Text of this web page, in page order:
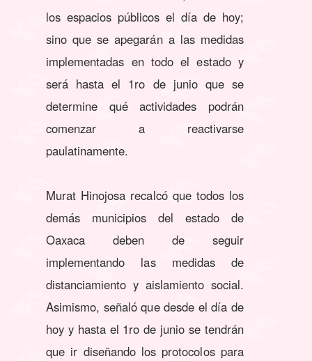
los espacios públicos el día de hoy;
sino que se apegarán a las medidas
implementadas en todo el estado y
será hasta el 1ro de junio que se
determine qué actividades podrán
comenzar a reactivarse
paulatinamente.
Murat Hinojosa recalcó que todos los
demás municipios del estado de
Oaxaca deben de seguir
implementando las medidas de
distanciamiento y aislamiento social.
Asimismo, señaló que desde el día de
hoy y hasta el 1ro de junio se tendrán
que ir diseñando los protocolos para